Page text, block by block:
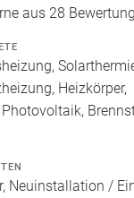
aus 28
Heizkörper,
Neuinstallation /